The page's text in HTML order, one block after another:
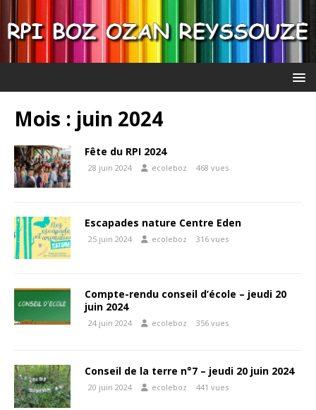
Mois : juin 2024
Fête du RPI 2024
28 juin 2024 ecoleboz 468 vues
Escapades nature Centre Eden
25 juin 2024 ecoleboz 316 vues
Compte-rendu conseil d’école – jeudi 20
juin 2024
24 juin 2024 ecoleboz 356 vues
Conseil de la terre n°7 – jeudi 20 juin 2024
20 juin 2024 ecoleboz 441 vues